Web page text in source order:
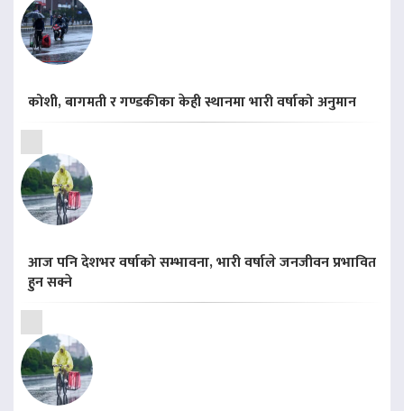
कोशी, बागमती र गण्डकीका केही स्थानमा भारी वर्षाको अनुमान
आज पनि देशभर वर्षाको सम्भावना, भारी वर्षाले जनजीवन प्रभावित
हुन सक्ने